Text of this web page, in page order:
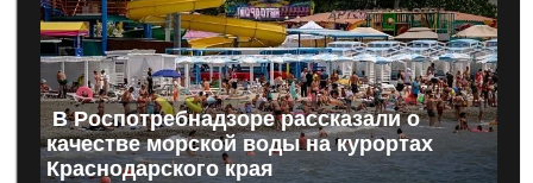
В Роспотребнадзоре рассказали о
качестве морской воды на курортах
Краснодарского края